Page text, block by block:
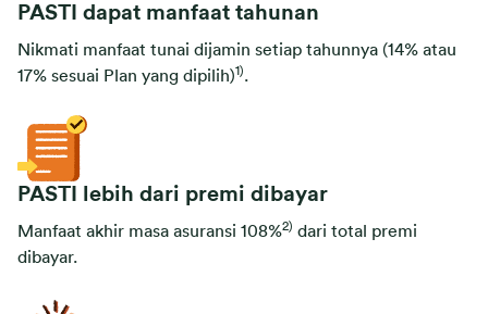
PASTI dapat manfaat tahunan
Nikmati manfaat tunai dijamin setiap tahunnya (14% atau
17% sesuai Plan yang dipilih)1).
PASTI lebih dari premi dibayar
Manfaat akhir masa asuransi 108%2) dari total premi
dibayar.